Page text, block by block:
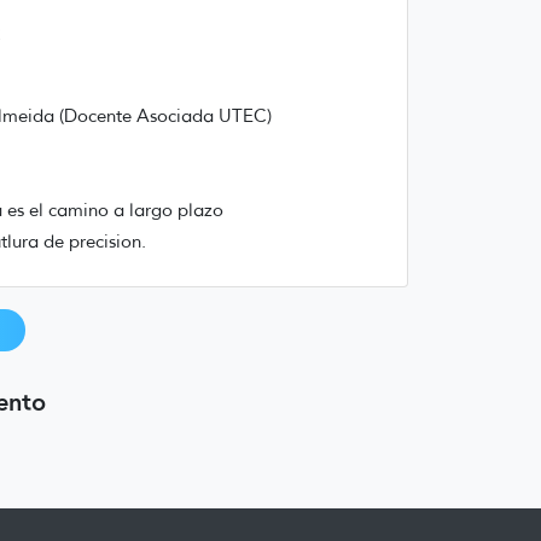
(Docente Asociada UTEC)
el camino a largo plazo
de precision.